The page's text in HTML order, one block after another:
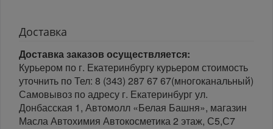
Доставка
Доставка заказов осуществляется:
Курьером по г. Екатеринбургу курьером стоимость
уточнить по Тел: 8 (343) 287 67 67(многоканальный)
Самовывоз по адресу г. Екатеринбург ул.
Донбасская 1, Автомолл «Белая Башня», магазин
Масла Автохимия Автокосметика 2 этаж, С5,С7